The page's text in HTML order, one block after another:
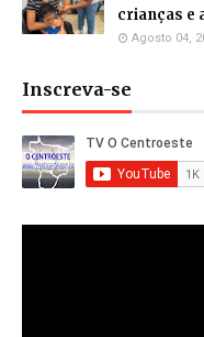
crianças e
Agosto 04,
Inscreva-se